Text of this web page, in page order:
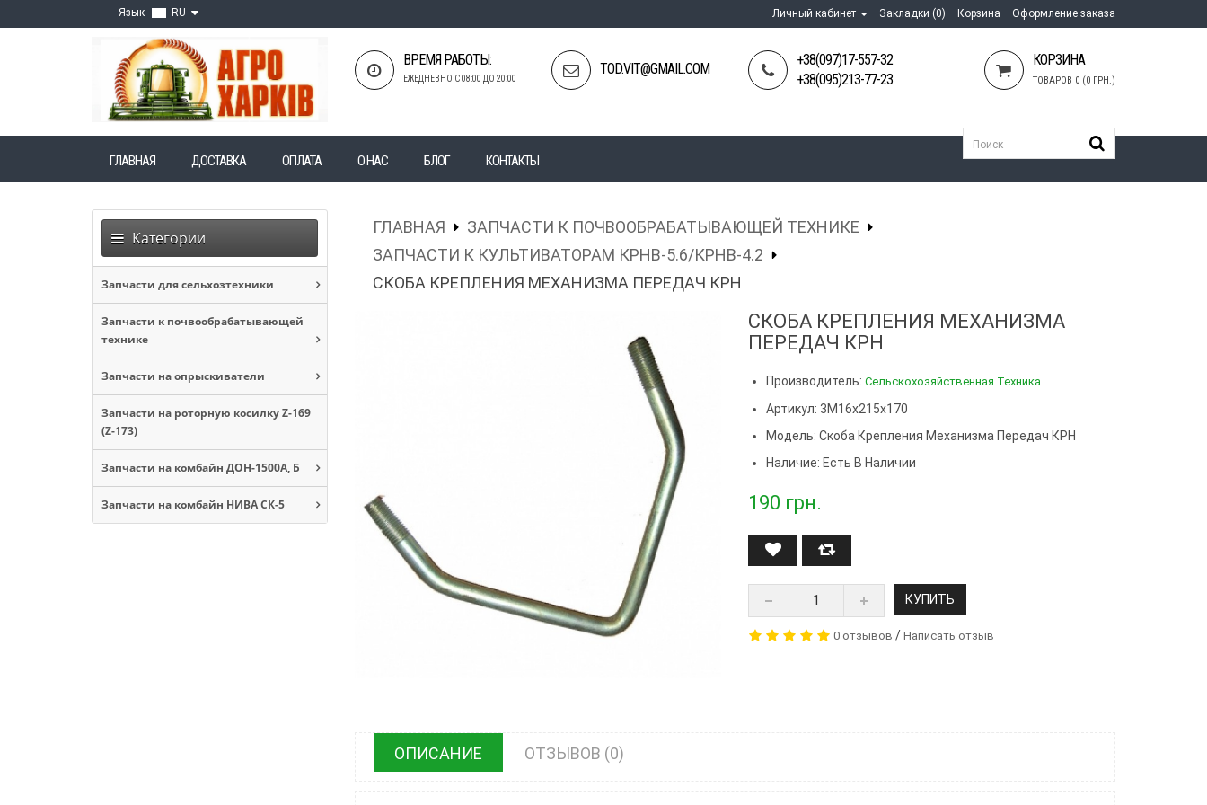
Язык RU Личный кабинет Закладки (0) Корзина Оформление заказа
ВРЕМЯ РАБОТЫ:
ЕЖЕДНЕВНО С 08:00 ДО 20:00
TOD.VIT@GMAIL.COM
+38(097)17-557-32
+38(095)213-77-23
КОРЗИНА
ТОВАРОВ 0 (0 ГРН.)
ГЛАВНАЯ ДОСТАВКА ОПЛАТА О НАС БЛОГ КОНТАКТЫ
Категории
Запчасти для сельхозтехники
Запчасти к почвообрабатывающей
технике
Запчасти на опрыскиватели
Запчасти на роторную косилку Z-169
(Z-173)
Запчасти на комбайн ДОН-1500А, Б
Запчасти на комбайн НИВА СК-5
ГЛАВНАЯ
ЗАПЧАСТИ К ПОЧВООБРАБАТЫВАЮЩЕЙ ТЕХНИКЕ
ЗАПЧАСТИ К КУЛЬТИВАТОРАМ КРНВ-5.6/КРНВ-4.2
СКОБА КРЕПЛЕНИЯ МЕХАНИЗМА ПЕРЕДАЧ КРН
СКОБА КРЕПЛЕНИЯ МЕХАНИЗМА
ПЕРЕДАЧ КРН
Производитель:Сельскохозяйственная Техника
Артикул: 3М16х215х170
Модель:Скоба Крепления Механизма Передач КРН
Наличие: Есть В Наличии
190 грн.
КУПИТЬ
0 отзывов /Написать отзыв
ОПИСАНИЕ ОТЗЫВОВ (0)